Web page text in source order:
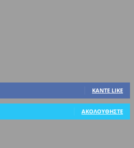
ΚΆΝΤΕ LIKE
ΑΚΟΛΟΥΘΉΣΤΕ